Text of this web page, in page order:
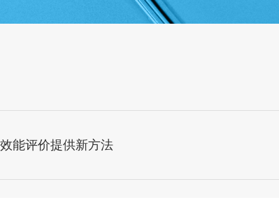
能评价提供新方法